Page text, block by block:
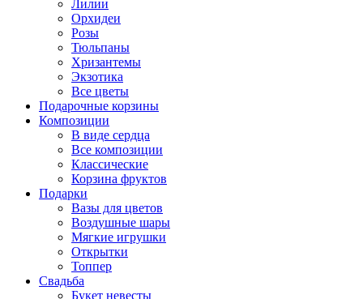
Лилии
Орхидеи
Розы
Тюльпаны
Хризантемы
Экзотика
Все цветы
Подарочные корзины
Композиции
В виде сердца
Все композиции
Классические
Корзина фруктов
Подарки
Вазы для цветов
Воздушные шары
Мягкие игрушки
Открытки
Топпер
Свадьба
Букет невесты